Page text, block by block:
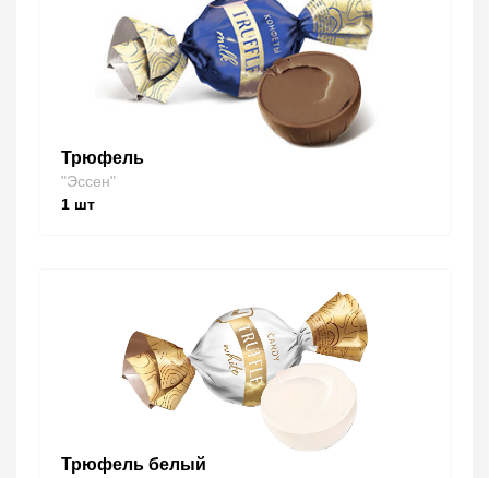
Трюфель
"Эссен"
1 шт
Трюфель белый